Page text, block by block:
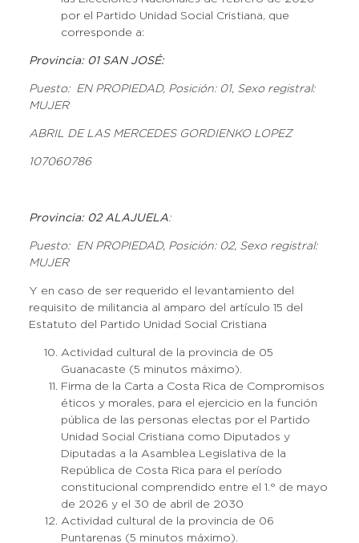
por el Partido Unidad Social Cristiana, que
corresponde a:
Provincia: 01 SAN JOSÉ:
Puesto: EN PROPIEDAD, Posición: 01, Sexo registral:
MUJER
ABRIL DE LAS MERCEDES GORDIENKO LOPEZ
107060786
Provincia: 02 ALAJUELA:
Puesto: EN PROPIEDAD, Posición: 02, Sexo registral:
MUJER
Y en caso de ser requerido el levantamiento del
requisito de militancia al amparo del artículo 15 del
Estatuto del Partido Unidad Social Cristiana
Actividad cultural de la provincia de 05
Guanacaste (5 minutos máximo).
Firma de la Carta a Costa Rica de Compromisos
éticos y morales, para el ejercicio en la función
pública de las personas electas por el Partido
Unidad Social Cristiana como Diputados y
Diputadas a la Asamblea Legislativa de la
República de Costa Rica para el período
constitucional comprendido entre el 1.° de mayo
de 2026 y el 30 de abril de 2030
Actividad cultural de la provincia de 06
Puntarenas (5 minutos máximo).